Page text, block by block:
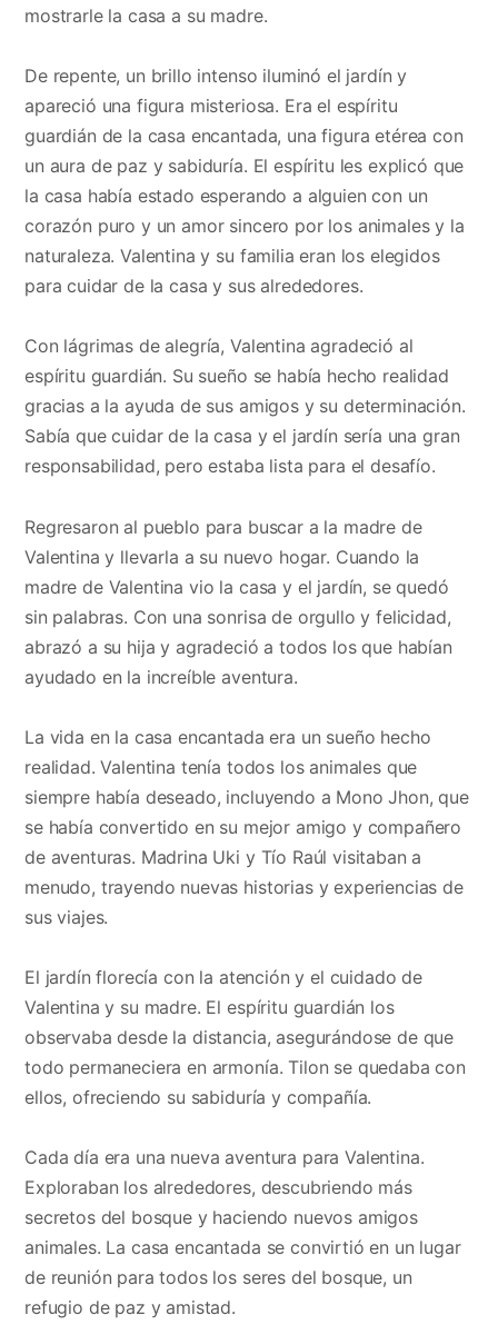
mostrarle la casa a su madre.
De repente, un brillo intenso iluminó el jardín y
apareció una figura misteriosa. Era el espíritu
guardián de la casa encantada, una figura etérea con
un aura de paz y sabiduría. El espíritu les explicó que
la casa había estado esperando a alguien con un
corazón puro y un amor sincero por los animales y la
naturaleza. Valentina y su familia eran los elegidos
para cuidar de la casa y sus alrededores.
Con lágrimas de alegría, Valentina agradeció al
espíritu guardián. Su sueño se había hecho realidad
gracias a la ayuda de sus amigos y su determinación.
Sabía que cuidar de la casa y el jardín sería una gran
responsabilidad, pero estaba lista para el desafío.
Regresaron al pueblo para buscar a la madre de
Valentina y llevarla a su nuevo hogar. Cuando la
madre de Valentina vio la casa y el jardín, se quedó
sin palabras. Con una sonrisa de orgullo y felicidad,
abrazó a su hija y agradeció a todos los que habían
ayudado en la increíble aventura.
La vida en la casa encantada era un sueño hecho
realidad. Valentina tenía todos los animales que
siempre había deseado, incluyendo a Mono Jhon, que
se había convertido en su mejor amigo y compañero
de aventuras. Madrina Uki y Tío Raúl visitaban a
menudo, trayendo nuevas historias y experiencias de
sus viajes.
El jardín florecía con la atención y el cuidado de
Valentina y su madre. El espíritu guardián los
observaba desde la distancia, asegurándose de que
todo permaneciera en armonía. Tilon se quedaba con
ellos, ofreciendo su sabiduría y compañía.
Cada día era una nueva aventura para Valentina.
Exploraban los alrededores, descubriendo más
secretos del bosque y haciendo nuevos amigos
animales. La casa encantada se convirtió en un lugar
de reunión para todos los seres del bosque, un
refugio de paz y amistad.